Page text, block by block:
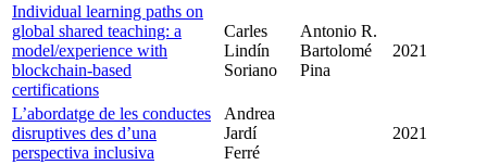
Individual learning paths on
global shared teaching: a
model/experience with
blockchain-based
certifications
Carles
Lindín
Soriano
Antonio R.
Bartolomé
Pina
2021
L’abordatge de les conductes
disruptives des d’una
perspectiva inclusiva
Andrea
Jardí
Ferré
2021